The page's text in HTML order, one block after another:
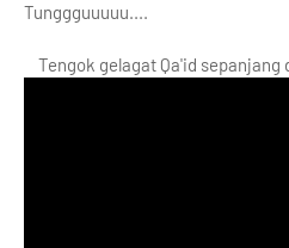
Tunggguuuuu....
Tengok gelagat Qa'id sepanjang